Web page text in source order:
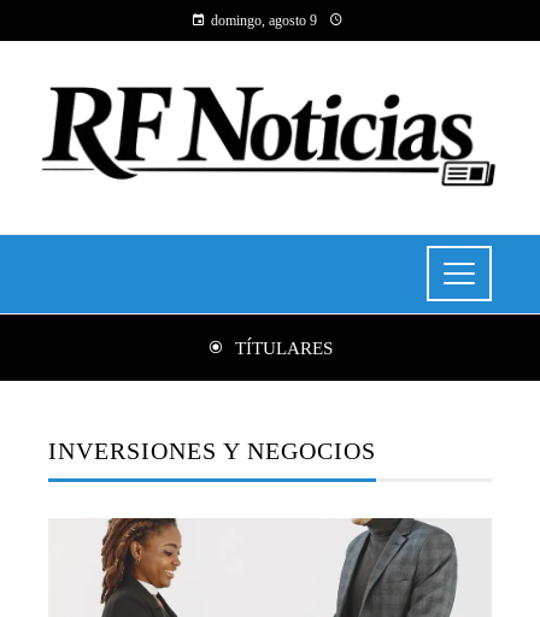
domingo, agosto 9
TÍTULARES
INVERSIONES Y NEGOCIOS